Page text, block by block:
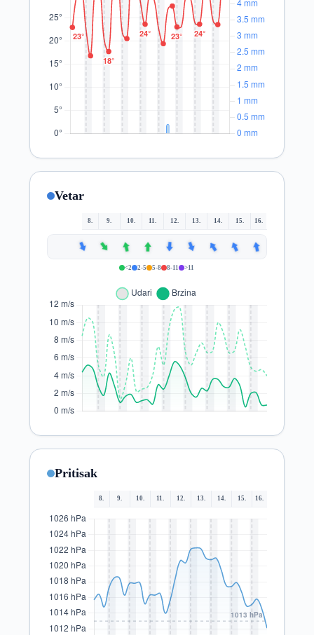
Vetar
8. 9. 10. 11. 12. 13. 14. 15. 16.
Pritisak
8. 9. 10. 11. 12. 13. 14. 15. 16.